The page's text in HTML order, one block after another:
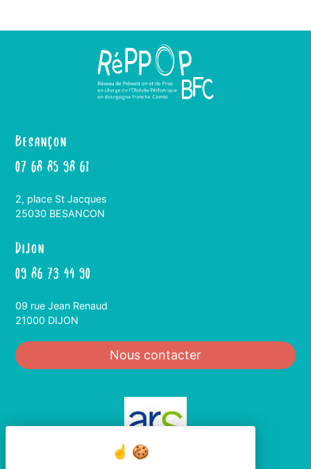
Besançon
07 68 85 98 61
2, place St Jacques
25030 BESANCON
Dijon
09 86 73 44 90
09 rue Jean Renaud
21000 DIJON
Nous contacter